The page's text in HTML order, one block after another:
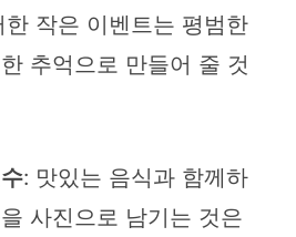
작은 이벤트는 평범한
추억으로 만들어 줄 것
: 맛있는 음식과 함께하
사진으로 남기는 것은